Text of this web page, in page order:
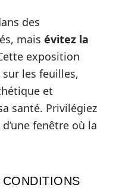
des
mais évitez la
exposition
les feuilles,
et
santé. Privilégiez
fenêtre où la